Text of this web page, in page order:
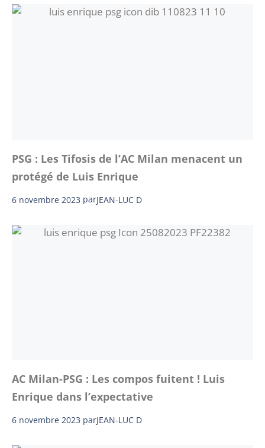
PSG : Les Tifosis de l’AC Milan menacent un
protégé de Luis Enrique
6 novembre 2023 parJEAN-LUC D
AC Milan-PSG : Les compos fuitent ! Luis
Enrique dans l’expectative
6 novembre 2023 parJEAN-LUC D